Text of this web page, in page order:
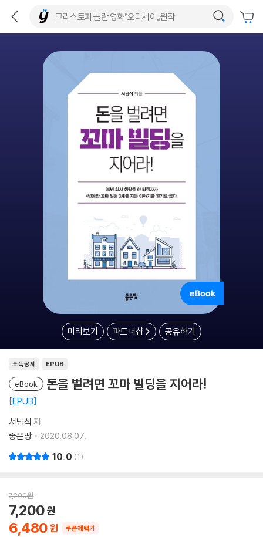
미리보기 파트너샵 공유하기
소득공제 EPUB
eBook 돈을 벌려면 꼬마 빌딩을 지어라!
EPUB
서남석 저
좋은땅
2020.08.07.
10.0 1
7,200원
6,480
7,200
쿠폰혜택가